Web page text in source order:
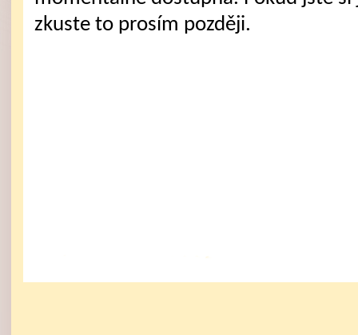
zkuste to prosím později.